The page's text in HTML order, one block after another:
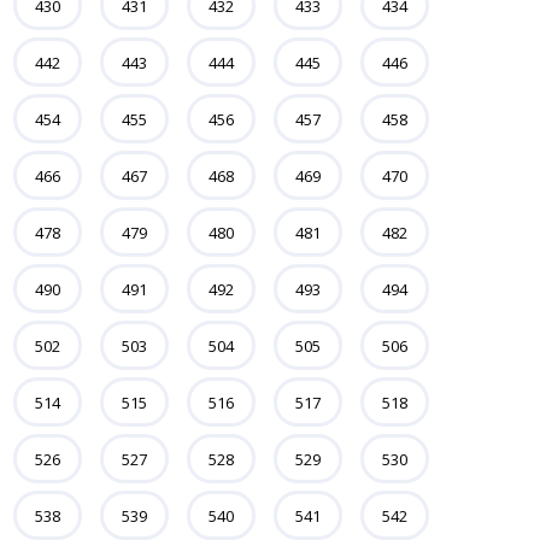
430 431 432 433 434
442 443 444 445 446
454 455 456 457 458
466 467 468 469 470
478 479 480 481 482
490 491 492 493 494
502 503 504 505 506
514 515 516 517 518
526 527 528 529 530
538 539 540 541 542